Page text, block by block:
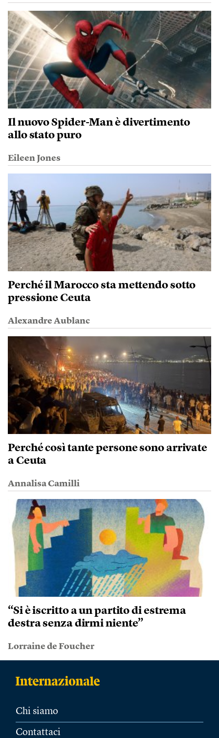
Il nuovo Spider-Man è divertimento
allo stato puro
Eileen Jones
Perché il Marocco sta mettendo sotto
pressione Ceuta
Alexandre Aublanc
Perché così tante persone sono arrivate
a Ceuta
Annalisa Camilli
“Si è iscritto a un partito di estrema
destra senza dirmi niente”
Lorraine de Foucher
Chi siamo
Contattaci